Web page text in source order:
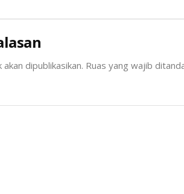
dipublikasikan. Ruas yang wajib